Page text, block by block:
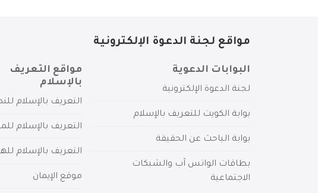
مواقع لجنة الدعوة الإلكترونية
البوابات الدعوية
لجنة الدعوة الإلكترونية
بوابة الكويت للتعريف بالإسلام
بوابة الباحث عن الحقيقة
بطاقات الواتس آب والشبكات
الاجتماعية
مواقع التعريف
بالإسلام
التعريف بالإسلام
التعريف بالإسلام
التعريف بالإسلام
موقع الإيمان